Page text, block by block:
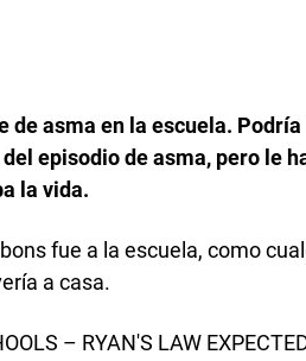
de asma en la escuela.
episodio de asma, pero le
la vida.
fue a la escuela, como
a casa.
– RYAN'S LAW